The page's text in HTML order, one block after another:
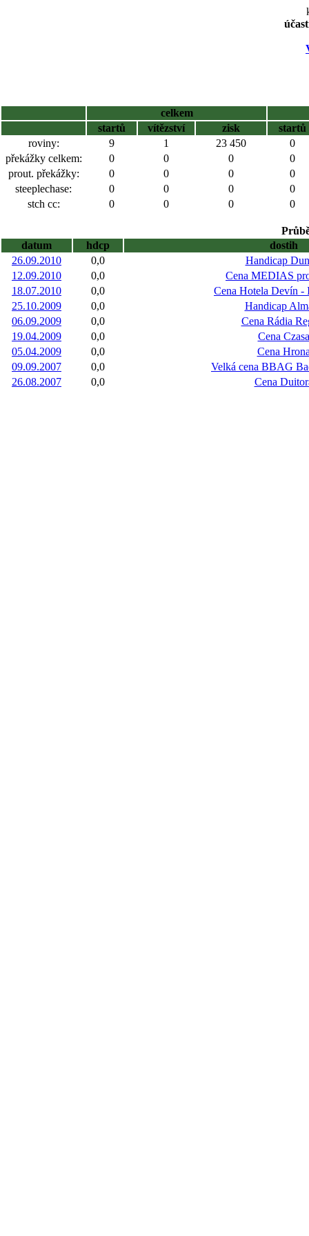
celkem
startů
vítězství zisk
startů
roviny:
9 1 23 450
0
překážky celkem:
0 0 0
0
prout. překážky:
0 0 0
0
steeplechase:
0 0 0
0
stch cc:
0 0 0 0
datum
hdcp
dostih
26.09.2010
0,0
Handicap
12.09.2010
0,0
Cena MEDIAS
18.07.2010
0,0
Cena Hotela Devín -
25.10.2009
0,0
Handicap
06.09.2009
0,0
Cena Rádia
19.04.2009
0,0
Cena Czasa
05.04.2009
0,0
Cena
09.09.2007
0,0
Velká cena BBAG
26.08.2007
0,0 Cena